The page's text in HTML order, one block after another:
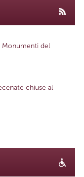
Monumenti del
chiuse al